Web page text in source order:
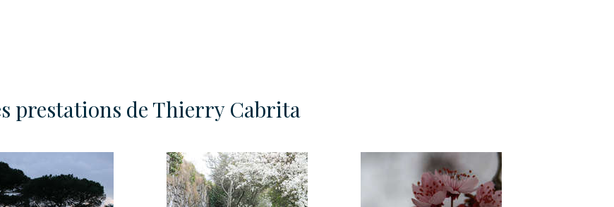
prestations de Thierry Cabrita